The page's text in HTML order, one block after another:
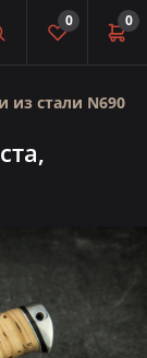
0
0
из стали N690